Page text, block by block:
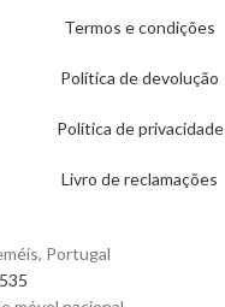
Termos e condições
Política de devolução
Política de privacidade
Livro de reclamações
Portugal